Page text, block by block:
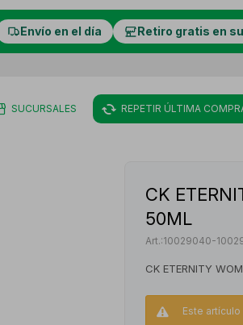
Envío en el día Retiro gratis en
SUCURSALES REPETIR ÚLTIMA
CK
50ML
10029040-
CK ETERNITY
Este